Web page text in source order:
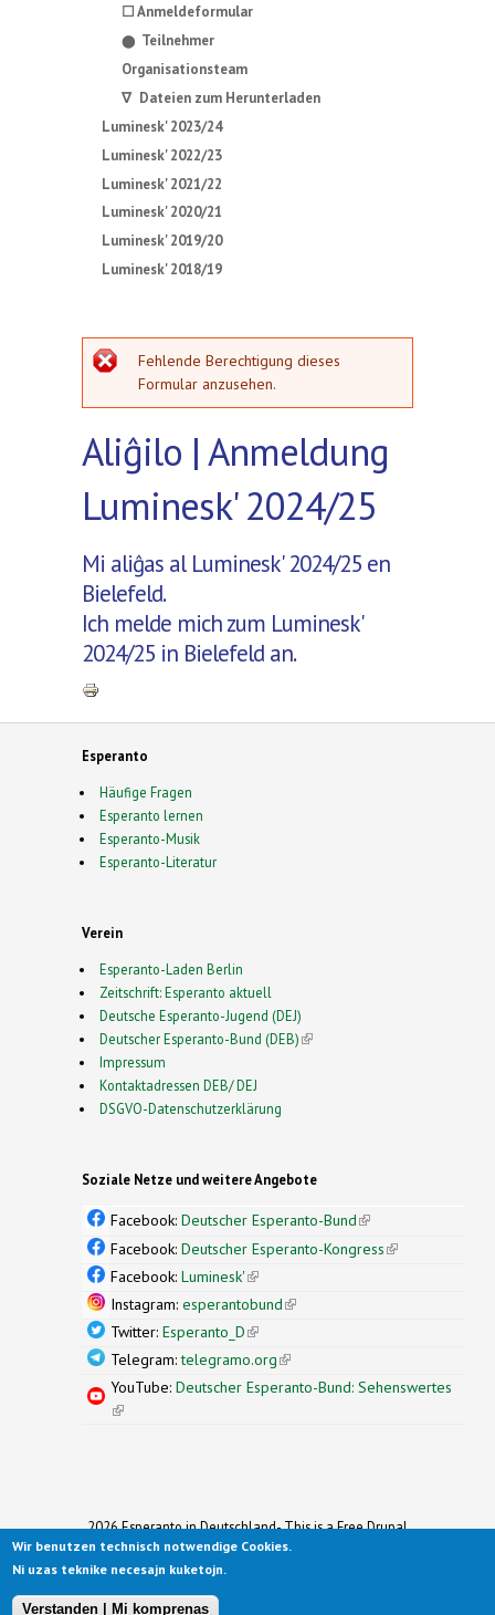
☐ Anmeldeformular
⬤ Teilnehmer
Organisationsteam
∇ Dateien zum Herunterladen
Luminesk' 2023/24
Luminesk' 2022/23
Luminesk' 2021/22
Luminesk' 2020/21
Luminesk' 2019/20
Luminesk' 2018/19
Fehlermeldung
Fehlende Berechtigung dieses
Formular anzusehen.
Aliĝilo | Anmeldung
Luminesk' 2024/25
Mi aliĝas al Luminesk' 2024/25 en
Bielefeld.
Ich melde mich zum Luminesk'
2024/25 in Bielefeld an.
Esperanto
Häufige Fragen
Esperanto lernen
Esperanto-Musik
Esperanto-Literatur
Verein
Esperanto-Laden Berlin
Zeitschrift: Esperanto aktuell
Deutsche Esperanto-Jugend (DEJ)
Deutscher Esperanto-Bund (DEB)(link is external)
Impressum
Kontaktadressen DEB/ DEJ
DSGVO-Datenschutzerklärung
Soziale Netze und weitere Angebote
Facebook: Deutscher Esperanto-Bund(link is
external)
Facebook: Deutscher Esperanto-Kongress(link is
Facebook: Luminesk'(link is external)
Instagram: esperantobund(link is external)
Twitter: Esperanto_D(link is external)
Telegram:telegramo.org(link is external)
YouTube: Deutscher Esperanto-Bund: Sehenswertes
(link is external)
2026 Esperanto in Deutschland- This is a Free Drupal
Theme
Ported to Drupal for the Open Source Community by
Original design by
Wir benutzen technisch notwendige Cookies.
Ni uzas teknike necesajn kuketojn.
Verstanden | Mi komprenas